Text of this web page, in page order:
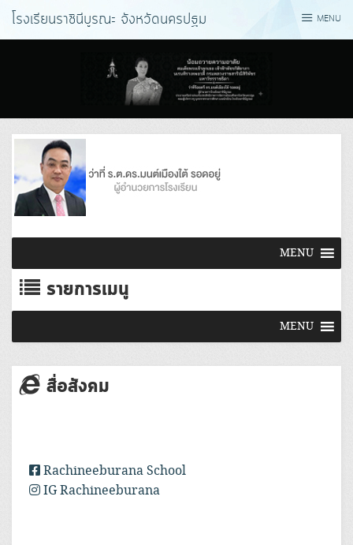
Skip
โรงเรียนราชินีบูรณะ จังหวัดนครปฐม MENU
MENU
รายการเมนู
MENU
สื่อสังคม
Rachineeburana School
IG Rachineeburana